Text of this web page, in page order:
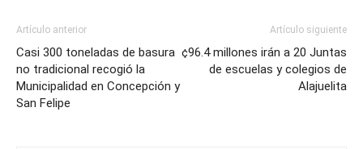
Artículo anterior
Casi 300 toneladas de basura
no tradicional recogió la
Municipalidad en Concepción y
San Felipe
Artículo siguiente
¢96.4 millones irán a 20 Juntas
de escuelas y colegios de
Alajuelita